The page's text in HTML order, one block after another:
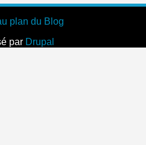
plan du Blog
par Drupal